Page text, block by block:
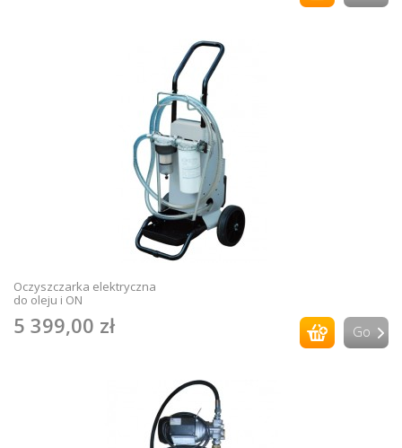
Oczyszczarka elektryczna
do oleju i ON
5 399,00 zł Go